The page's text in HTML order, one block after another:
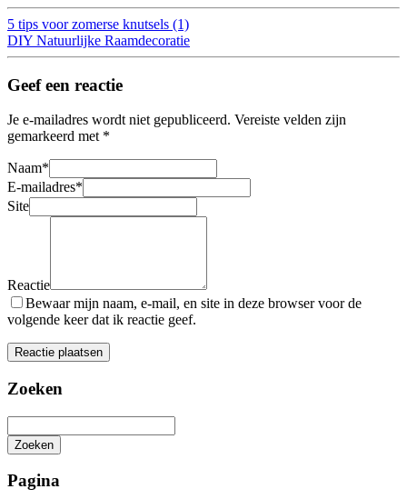
5 tips voor zomerse knutsels (1)
DIY Natuurlijke Raamdecoratie
Geef een reactie
Je e-mailadres wordt niet gepubliceerd. Vereiste velden zijn
gemarkeerd met *
Naam*
E-mailadres*
Site
Reactie
Bewaar mijn naam, e-mail, en site in deze browser voor de
volgende keer dat ik reactie geef.
Zoeken
Zoeken
zoeken
Pagina